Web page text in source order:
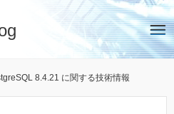
8.4.21 に関する技術情報